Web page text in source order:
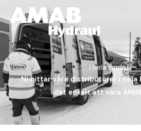
Hoppa
till
innehåll
I hela landet
Ni hittar våra distributörer i hela
det enkelt att vara